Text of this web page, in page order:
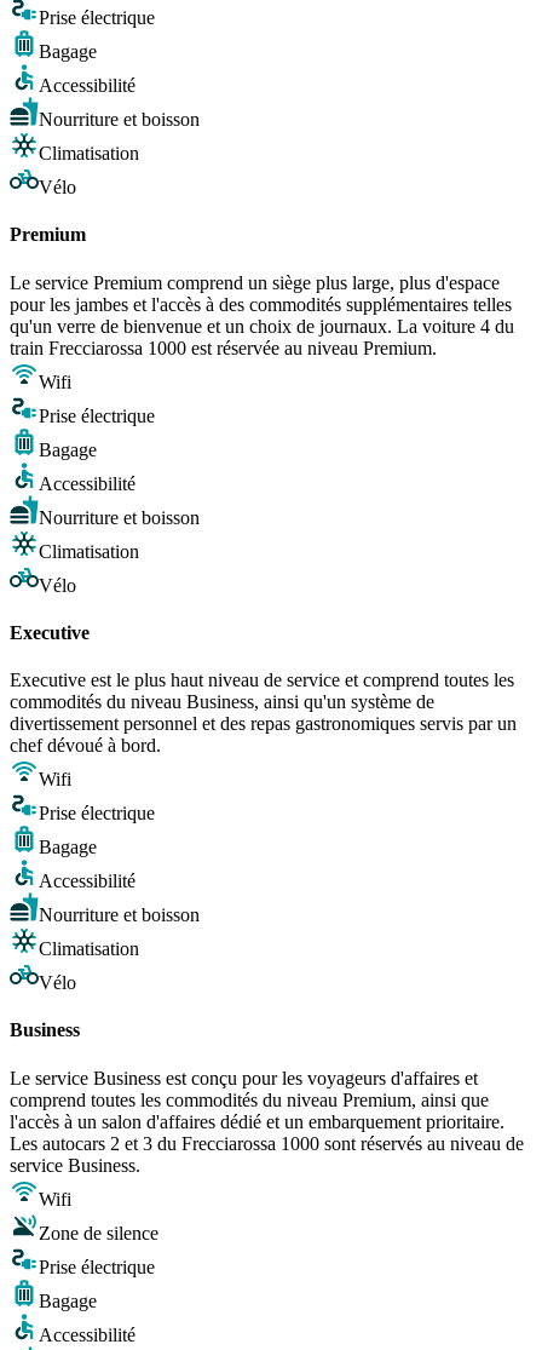
Prise électrique
Bagage
Accessibilité
Nourriture et boisson
Climatisation
Vélo
Premium
Le service Premium comprend un siège plus large, plus d'espace
pour les jambes et l'accès à des commodités supplémentaires telles
qu'un verre de bienvenue et un choix de journaux. La voiture 4 du
train Frecciarossa 1000 est réservée au niveau Premium.
Wifi
Prise électrique
Bagage
Accessibilité
Nourriture et boisson
Climatisation
Vélo
Executive
Executive est le plus haut niveau de service et comprend toutes les
commodités du niveau Business, ainsi qu'un système de
divertissement personnel et des repas gastronomiques servis par un
chef dévoué à bord.
Wifi
Prise électrique
Bagage
Accessibilité
Nourriture et boisson
Climatisation
Vélo
Business
Le service Business est conçu pour les voyageurs d'affaires et
comprend toutes les commodités du niveau Premium, ainsi que
l'accès à un salon d'affaires dédié et un embarquement prioritaire.
Les autocars 2 et 3 du Frecciarossa 1000 sont réservés au niveau de
service Business.
Wifi
Zone de silence
Prise électrique
Bagage
Accessibilité